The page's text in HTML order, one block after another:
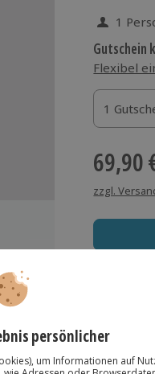
1
Gutschein
Flexibel
1 Gutschein
1
1
69,90
zzgl.
Immer
Große
Über